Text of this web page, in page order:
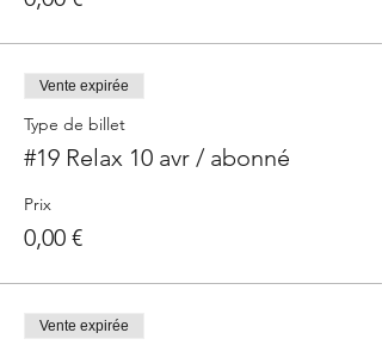
Vente expirée
Type de billet
#19 Relax 10 avr / abonné
Prix
0,00 €
Vente expirée